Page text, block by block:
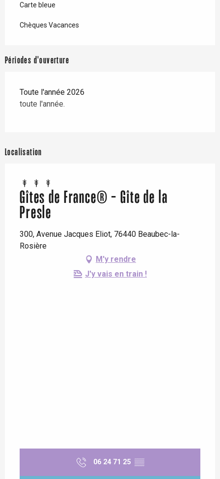
Carte bleue
Chèques Vacances
Périodes d'ouverture
Toute l'année 2026
toute l'année.
Localisation
Gîtes de France® - Gîte de la
Presle
300, Avenue Jacques Eliot, 76440 Beaubec-la-
Rosière
M'y rendre
J'y vais en train !
06 24 71 25 ▒▒